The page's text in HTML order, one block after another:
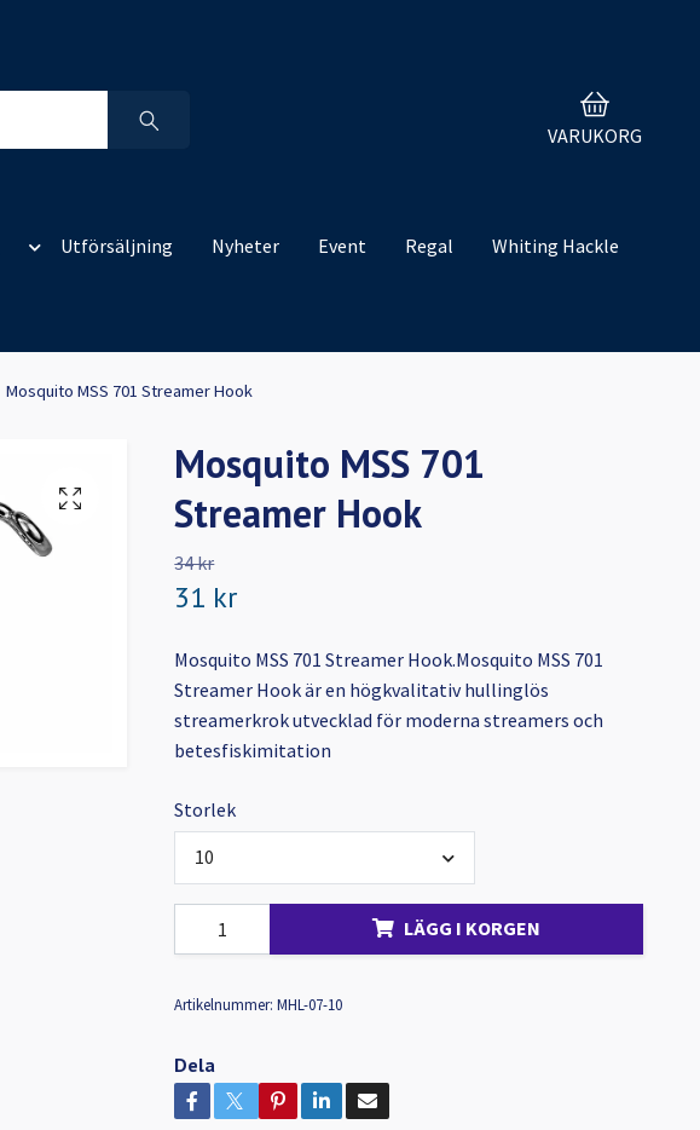
VARUKORG
Utförsäljning Nyheter Event Regal
Whiting Hackle
Mosquito MSS 701 Streamer Hook
Mosquito MSS 701
Streamer Hook
34 kr
31 kr
Mosquito MSS 701 Streamer Hook.Mosquito MSS 701
Streamer Hook är en högkvalitativ hullinglös
streamerkrok utvecklad för moderna streamers och
betesfiskimitation
Storlek
10
LÄGG I KORGEN
Artikelnummer: MHL-07-10
Dela